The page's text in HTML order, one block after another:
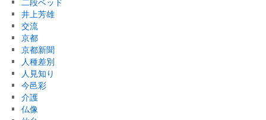
井上芳雄
交流
京都
京都新聞
人種差別
人見知り
今邑彩
介護
仏像